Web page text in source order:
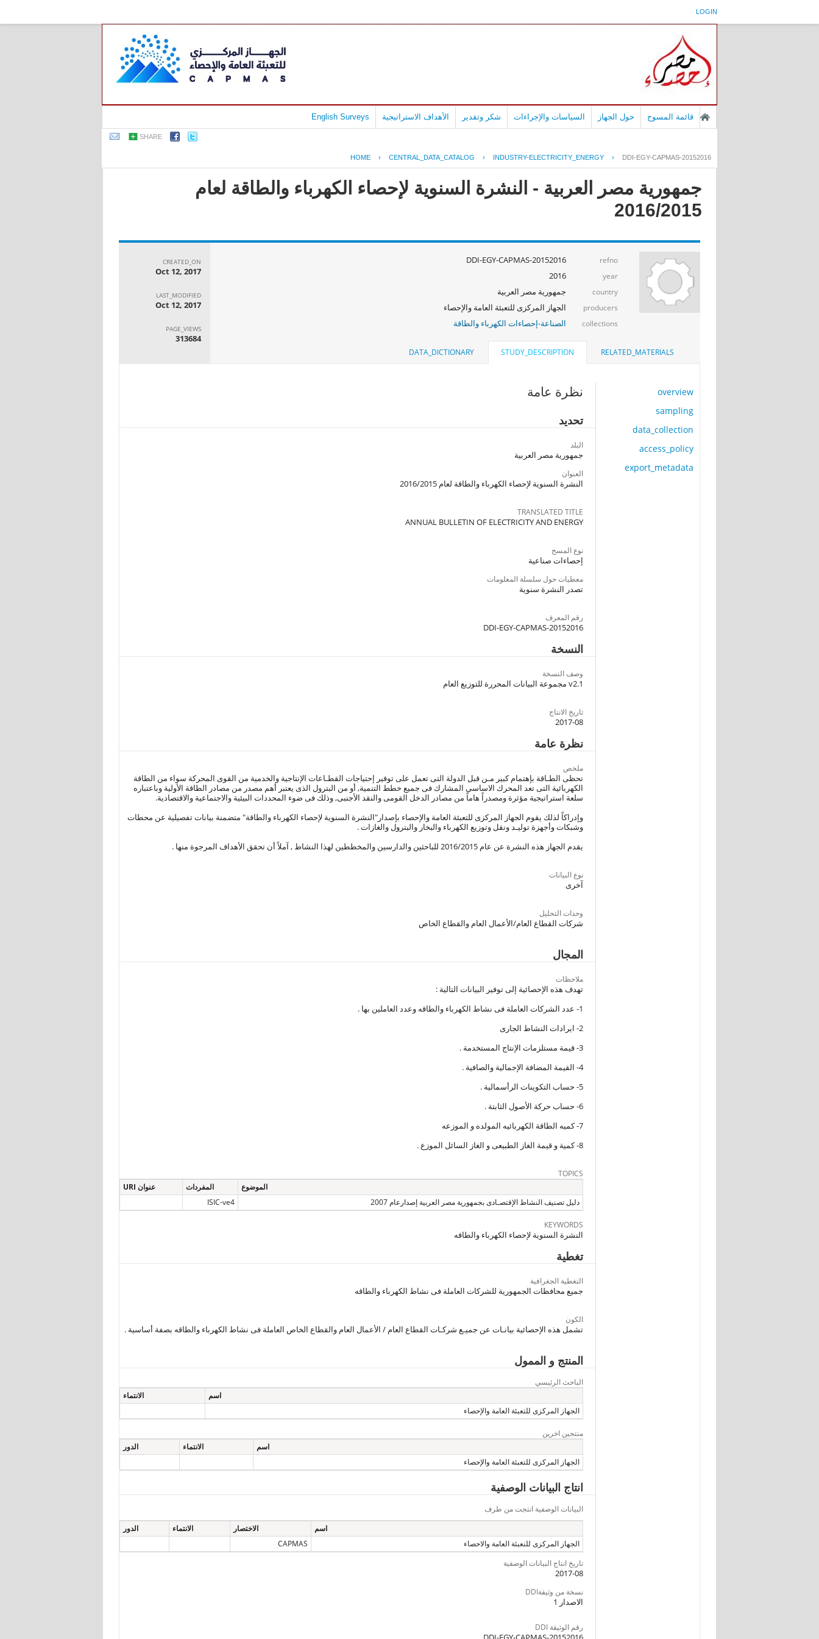
LOGIN
قائمة المسوح حول الجهاز السياسات والإجراءات شكر وتقدير الأهداف الاستراتيجية English Surveys
SHARE
HOME › CENTRAL_DATA_CATALOG › INDUSTRY-ELECTRICITY_ENERGY › DDI-EGY-CAPMAS-20152016
جمهورية مصر العربية - النشرة السنوية لإحصاء الكهرباء والطاقة لعام
2016/2015
refno
DDI-EGY-CAPMAS-20152016
year
2016
country جمهورية مصر العربية
producers الجهاز المركزى للتعبئة العامة والإحصاء
collections الصناعة-إحصاءات الكهرباء والطاقة
CREATED_ON
Oct 12, 2017
LAST_MODIFIED
Oct 12, 2017
PAGE_VIEWS
313684
RELATED_MATERIALS
STUDY_DESCRIPTION
DATA_DICTIONARY
overview
sampling
data_collection
access_policy
export_metadata
نظرة عامة
تحديد
البلد
جمهورية مصر العربية
العنوان
النشرة السنوية لإحصاء الكهرباء والطاقة لعام 2016/2015
TRANSLATED TITLE
ANNUAL BULLETIN OF ELECTRICITY AND ENERGY
نوع المسح
إحصاءات صناعية
معطيات حول سلسلة المعلومات
تصدر النشرة سنوية
رقم المعرف
DDI-EGY-CAPMAS-20152016
النسخة
وصف النسخة
v2.1 مجموعة البيانات المحررة للتوزيع العام
تاريخ الانتاج
2017-08
نظرة عامة
ملخص
تحظى الطـاقة بإهتمام كبير مـن قبل الدولة التى تعمل على توفير إحتياجات القطـاعات الإنتاجية والخدمية من القوى المحركة سواء من الطاقة
الكهربائية التى تعد المحرك الاساسى المشارك فى جميع خطط التنمية, أو من البترول الذى يعتبر أهم مصدر من مصادر الطاقة الأولية وباعتباره
سلعة استراتيجية مؤثرة ومصدراً هاماً من مصادر الدخل القومى والنقد الأجنبى, وذلك فى ضوء المحددات البيئية والاجتماعية والاقتصادية.
وإدراكاً لذلك يقوم الجهاز المركزى للتعبئة العامة والإحصاء بإصدار"النشرة السنوية لإحصاء الكهرباء والطاقة" متضمنة بيانات تفصيلية عن محطات
وشبكات وأجهزة توليـد ونقل وتوزيع الكهرباء والبخار والبترول والغازات .
يقدم الجهاز هذه النشرة عن عام 2016/2015 للباحثين والدارسين والمخططين لهذا النشاط , آملاً أن تحقق الأهداف المرجوة منها .
نوع البيانات
آخرى
وحدات التحليل
شركات القطاع العام/الأعمال العام والقطاع الخاص
المجال
ملاحظات
تهدف هذه الإحصائية إلى توفير البيانات التالية :
1- عدد الشركات العاملة فى نشاط الكهرباء والطاقه وعدد العاملين بها .
2- ايرادات النشاط الجارى
3- قيمة مستلزمات الإنتاج المستخدمة .
4- القيمة المضافة الإجمالية والصافية .
5- حساب التكوينات الرأسمالية .
6- حساب حركة الأصول الثابتة .
7- كميه الطاقة الكهربائيه المولده و الموزعه
8- كمية و قيمة الغاز الطبيعى و الغاز السائل الموزع .
TOPICS
الموضوع
المفردات
عنوان URI
دليل تصنيف النشاط الإقتصـادى بجمهورية مصر العربية إصدارعام 2007
ISIC-ve4
KEYWORDS
النشرة السنوية لإحصاء الكهرباء والطاقه
تغطية
التغطية الجغرافية
جميع محافظات الجمهورية للشركات العاملة فى نشاط الكهرباء والطاقه
الكون
تشمل هذه الإحصائية بيانـات عن جميـع شركـات القطاع العام / الأعمال العام والقطاع الخاص العاملة فى نشاط الكهرباء والطاقه بصفة أساسية .
المنتج و الممول
الباحث الرئيسي
اسم
الانتماء
الجهاز المركزى للتعبئة العامة والإحصاء
منتجين اخرين
اسم
الانتماء
الدور
الجهاز المركزى للتعبئة العامة والإحصاء
انتاج البيانات الوصفية
البيانات الوصفية انتجت من طرف
اسم
الاختصار الانتماء
الدور
الجهاز المركزى للنعبئة العامة والاحصاء
CAPMAS
تاريخ انتاج البيانات الوصفية
2017-08
نسخة من وثيقةDDI
الاصدار 1
رقم الوثيقة DDI